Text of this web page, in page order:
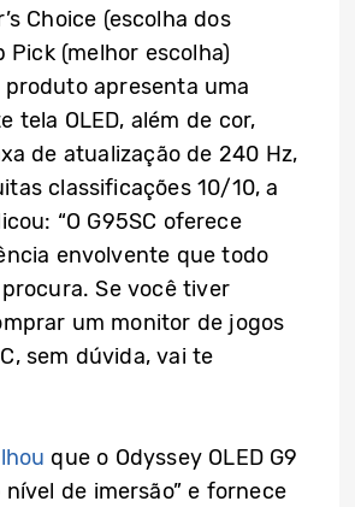
Choice (escolha dos
Pick (melhor escolha)
apresenta uma
tela OLED, além de cor,
de atualização de 240 Hz,
classificações 10/10, a
“O G95SC oferece
envolvente que todo
Se você tiver
um monitor de jogos
sem dúvida, vai te
que o Odyssey OLED G9
de imersão” e fornece